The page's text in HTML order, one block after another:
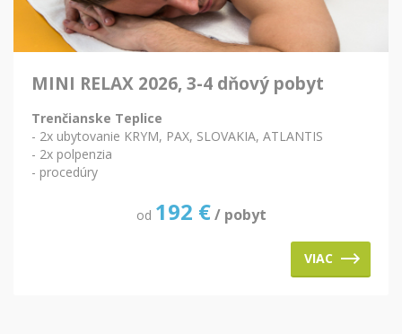
MINI RELAX 2026, 3-4 dňový pobyt
Trenčianske Teplice
- 2x ubytovanie KRYM, PAX, SLOVAKIA, ATLANTIS
- 2x polpenzia
- procedúry
od 192 € / pobyt
VIAC